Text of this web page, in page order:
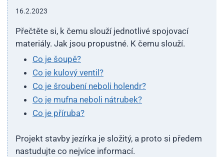
16.2.2023
Přečtěte si, k čemu slouží jednotlivé spojovací
materiály. Jak jsou propustné. K čemu slouží.
Co je šoupě?
Co je kulový ventil?
Co je šroubení neboli holendr?
Co je mufna neboli nátrubek?
Co je příruba?
Projekt stavby jezírka je složitý, a proto si předem
nastudujte co nejvíce informací.